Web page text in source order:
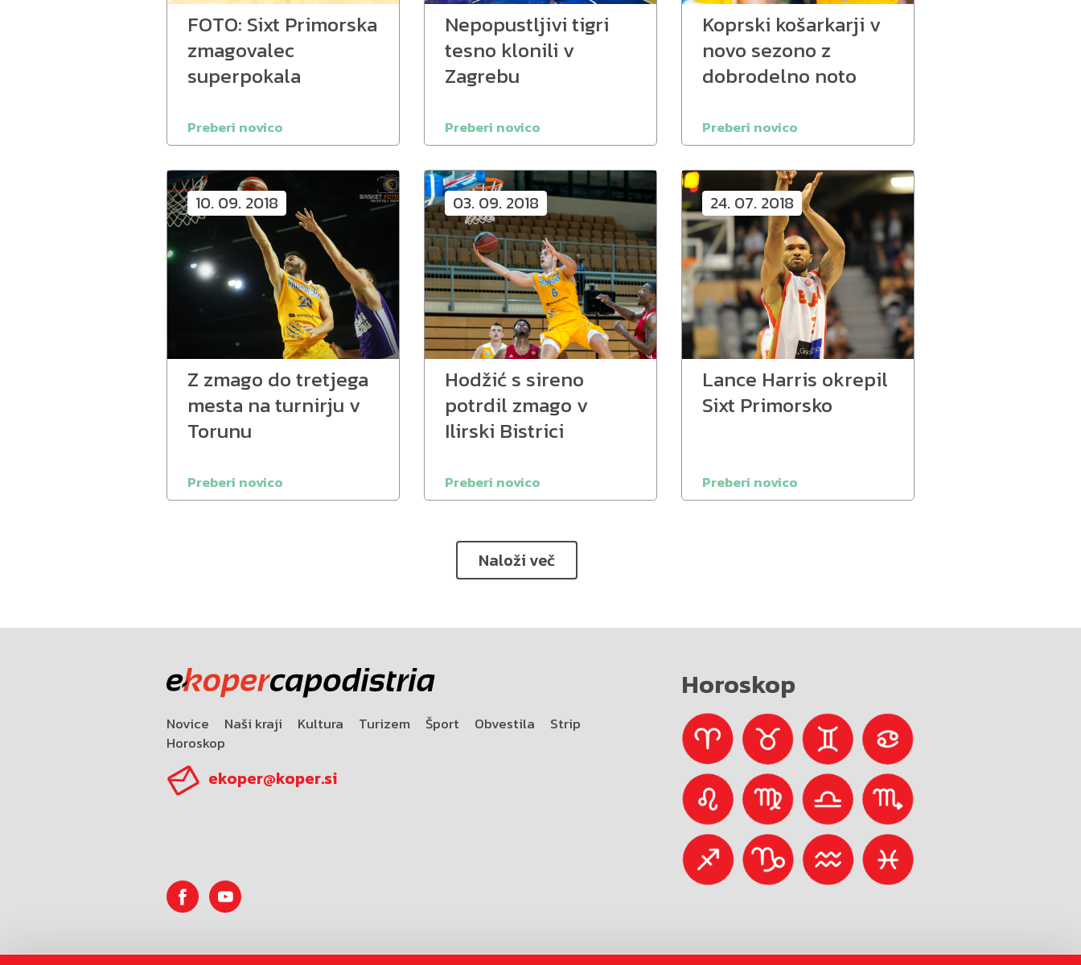
FOTO: Sixt Primorska
zmagovalec
superpokala
Preberi novico
Nepopustljivi tigri
tesno klonili v
Zagrebu
Preberi novico
Koprski košarkarji v
novo sezono z
dobrodelno noto
Preberi novico
10. 09. 2018
Z zmago do tretjega
mesta na turnirju v
Torunu
Preberi novico
03. 09. 2018
Hodžić s sireno
potrdil zmago v
Ilirski Bistrici
Preberi novico
24. 07. 2018
Lance Harris okrepil
Sixt Primorsko
Preberi novico
Naloži več
Novice Naši kraji Kultura Turizem Šport Obvestila
Strip
Horoskop
ekoper@koper.si
Horoskop